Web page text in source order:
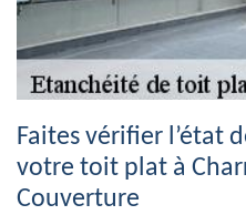
Faites vérifier l’état
votre toit plat à
Couverture